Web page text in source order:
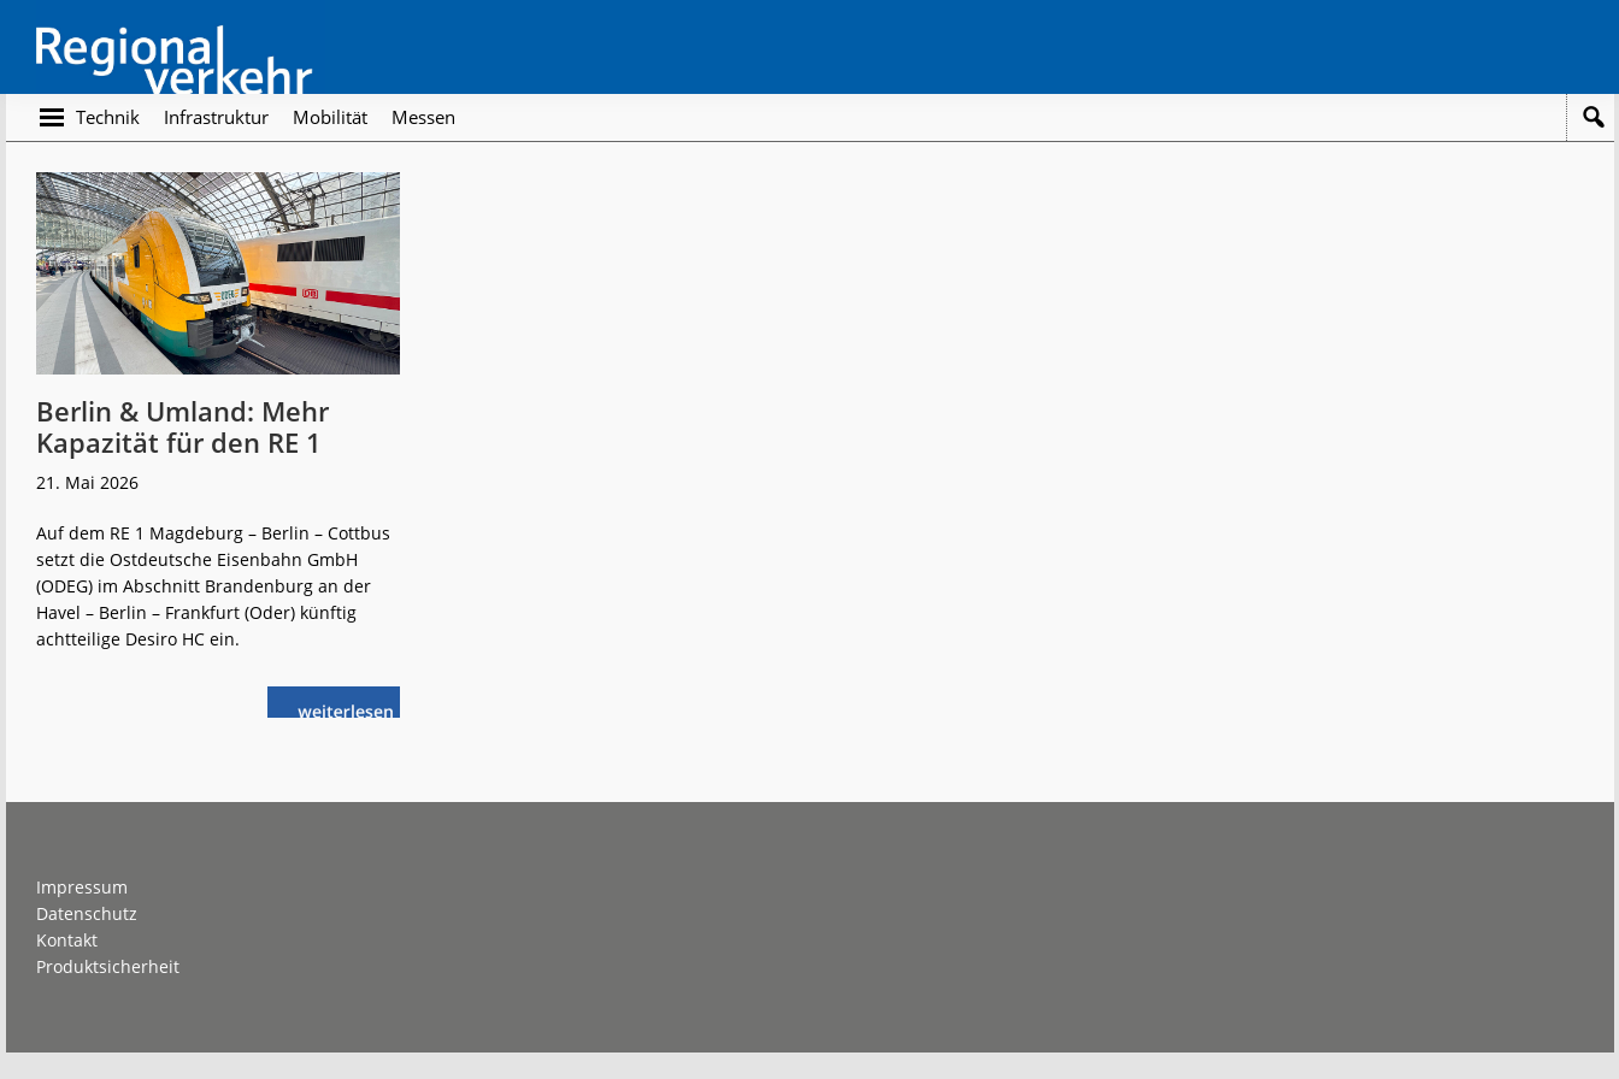
main
content
footer
Regionalverkehr
Die
Fachzeitschrift
den
Öffentlichen
Personennahverkehr
Technik Infrastruktur Mobilität Messen
Berlin & Umland: Mehr
Kapazität für den RE 1
21. Mai 2026
Auf dem RE 1 Magdeburg – Berlin – Cottbus
setzt die Ostdeutsche Eisenbahn GmbH
(ODEG) im Abschnitt Brandenburg an der
Havel – Berlin – Frankfurt (Oder) künftig
achtteilige Desiro HC ein.
weiterlese
nBerlin &
Impressum
Datenschutz
Kontakt
Produktsicherheit